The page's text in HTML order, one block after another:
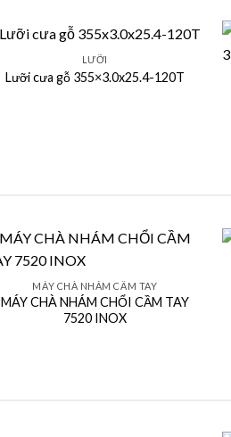
LƯỠI
Lưỡi cưa gỗ 355×3.0x25.4-120T
MÁY CHÀ NHÁM CẦM TAY
MÁY CHÀ NHÁM CHỔI CẦM TAY
7520 INOX